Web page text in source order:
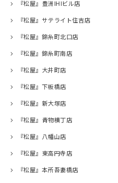
『松屋』豊洲IHIビル店
『松屋』サテライト住吉店
『松屋』錦糸町北口店
『松屋』錦糸町南店
『松屋』大井町店
『松屋』下板橋店
『松屋』新大塚店
『松屋』青物横丁店
『松屋』八幡山店
『松屋』東高円寺店
『松屋』本所吾妻橋店